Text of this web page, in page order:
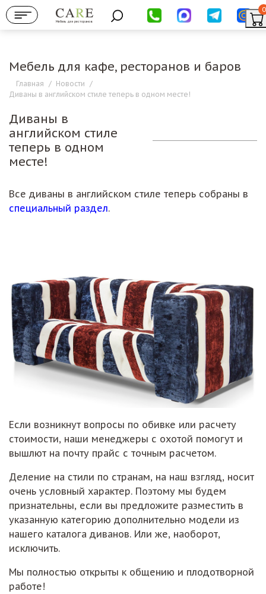
Мебель для ресторанов
0
Мебель для кафе, ресторанов и баров
Главная / Новости /
Диваны в английском стиле теперь в одном месте!
Диваны в
английском стиле
теперь в одном
месте!
Все диваны в английском стиле теперь собраны в
специальный раздел.
Если возникнут вопросы по обивке или расчету
стоимости, наши менеджеры с охотой помогут и
вышлют на почту прайс с точным расчетом.
Деление на стили по странам, на наш взгляд, носит
очень условный характер. Поэтому мы будем
признательны, если вы предложите разместить в
указанную категорию дополнительно модели из
нашего каталога диванов. Или же, наоборот,
исключить.
Мы полностью открыты к общению и плодотворной
работе!